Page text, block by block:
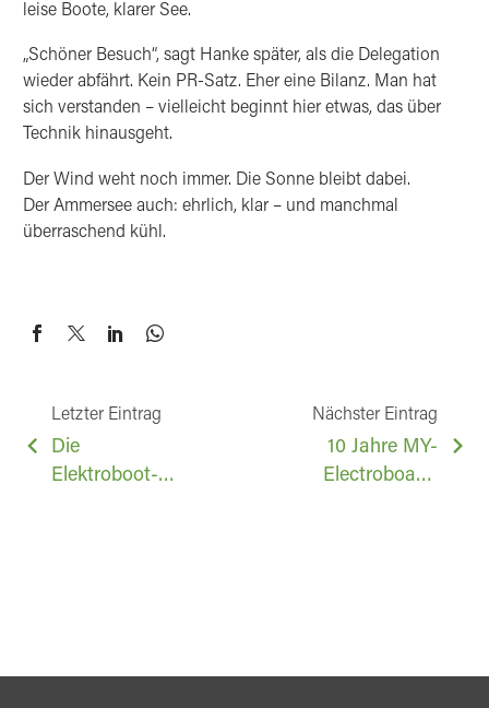
leise Boote, klarer See.
„Schöner Besuch“, sagt Hanke später, als die Delegation
wieder abfährt. Kein PR-Satz. Eher eine Bilanz. Man hat
sich verstanden – vielleicht beginnt hier etwas, das über
Technik hinausgeht.
Der Wind weht noch immer. Die Sonne bleibt dabei.
Der Ammersee auch: ehrlich, klar – und manchmal
überraschend kühl.
BEITRAGSNAVIGATION
Letzter Eintrag
Die
Elektroboot-
Nächster Eintrag
10 Jahre MY-
Electroboat –